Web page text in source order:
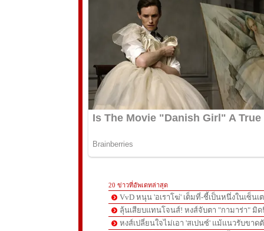
20 ข่าวที่อัพเดทล่าสุด
VvD หนุน 'อเราโฆ่' เต็มที่-ชี้เป็นหนึ่งในเซ็นเ
ลุ้นเสียบแทนโจนส์! หงส์จับตา "กามาร่า" มิ
หงส์เปลี่ยนใจไม่เอา 'สเปนซ์' แม้แนวรับขาด